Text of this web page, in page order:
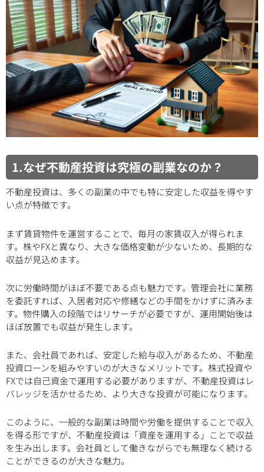
1.なぜ不動産投資は究極の副業なのか？
不動産投資は、多くの副業の中でも特に安定した収益を得やす
い点が特徴です。
まず賃貸物件を運営することで、毎月の家賃収入が得られま
す。株やFXと異なり、大きな価格変動が少ないため、長期的な
収益が見込めます。
次に労働時間がほぼ不要である点も魅力です。管理会社に業務
を委託すれば、入居者対応や修繕などの手間をかけずに済みま
す。物件購入の段階ではリサーチが必要ですが、運用開始後は
ほぼ放置でも収益が発生します。
また、会社員であれば、安定した給与収入があるため、不動産
投資ローンを組みやすいのが大きなメリットです。株式投資や
FXでは自己資金で運用する必要がありますが、不動産投資はレ
バレッジを活かせるため、より大きな投資が可能になります。
このように、一般的な副業は時間や労働を提供することで収入
を得る形ですが、不動産投資は「資産を運用する」ことで収益
を生み出します。会社員として働きながらでも無理なく続ける
ことができるのが大きな魅力。